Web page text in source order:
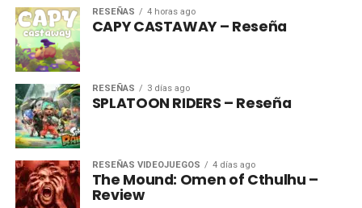
RESEÑAS 4 horas ago
CAPY CASTAWAY – Reseña
RESEÑAS 3 días ago
SPLATOON RIDERS – Reseña
RESEÑAS VIDEOJUEGOS 4 días ago
The Mound: Omen of Cthulhu –
Review